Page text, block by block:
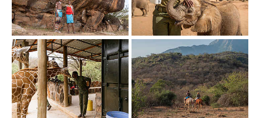
Show larger version Show larger version